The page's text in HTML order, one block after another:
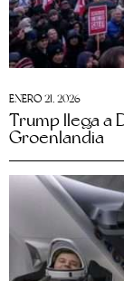
ENERO 21, 2026
Trump llega a
Groenlandia